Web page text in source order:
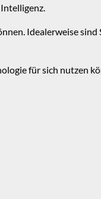
Idealerweise sind
für sich nutzen